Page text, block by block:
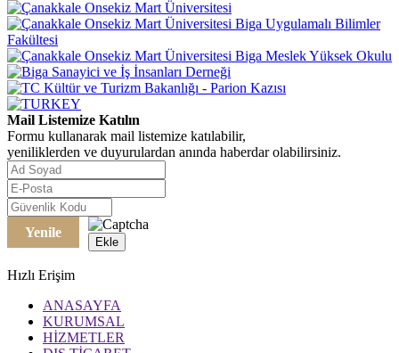
Mail Listemize Katılın
Formu kullanarak mail listemize katılabilir,
yeniliklerden ve duyurulardan anında haberdar olabilirsiniz.
Yenile
Ekle
Hızlı Erişim
ANASAYFA
KURUMSAL
HİZMETLER